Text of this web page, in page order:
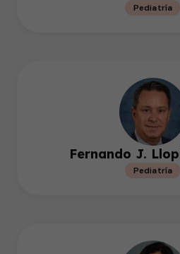
Pediatría
Fernando J.
Pediatría